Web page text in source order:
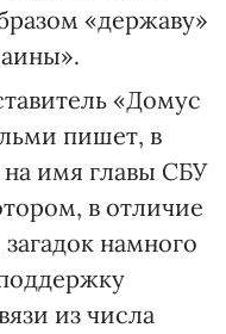
«державу»
«Домус
пишет, в
на имя главы СБУ
в отличие
намного
из числа